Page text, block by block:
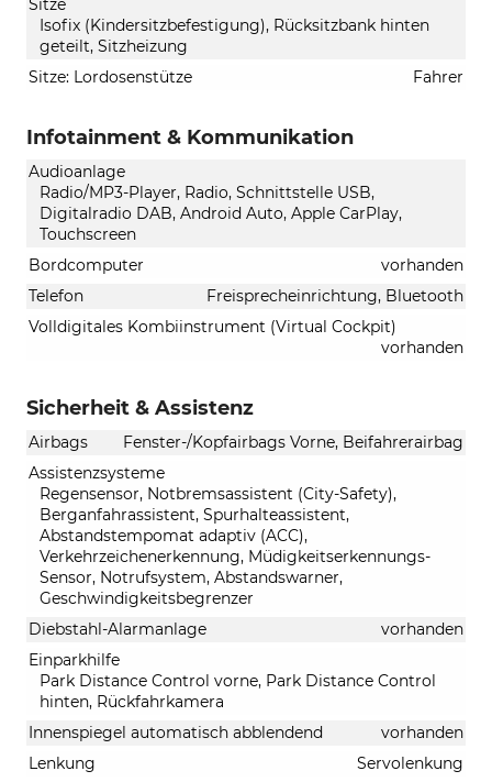
Isofix (Kindersitzbefestigung), Rücksitzbank hinten
geteilt, Sitzheizung
Sitze: Lordosenstütze
Fahrer
Infotainment & Kommunikation
Audioanlage
Radio/MP3-Player, Radio, Schnittstelle USB,
Digitalradio DAB, Android Auto, Apple CarPlay,
Touchscreen
Bordcomputer
vorhanden
Telefon
Freisprecheinrichtung, Bluetooth
Volldigitales Kombiinstrument (Virtual Cockpit)
vorhanden
Sicherheit & Assistenz
Airbags
Fenster-/Kopfairbags Vorne, Beifahrerairbag
Assistenzsysteme
Regensensor, Notbremsassistent (City-Safety),
Berganfahrassistent, Spurhalteassistent,
Abstandstempomat adaptiv (ACC),
Verkehrzeichenerkennung, Müdigkeitserkennungs-
Sensor, Notrufsystem, Abstandswarner,
Geschwindigkeitsbegrenzer
Diebstahl-Alarmanlage
vorhanden
Einparkhilfe
Park Distance Control vorne, Park Distance Control
hinten, Rückfahrkamera
Innenspiegel automatisch abblendend
vorhanden
Lenkung
Servolenkung